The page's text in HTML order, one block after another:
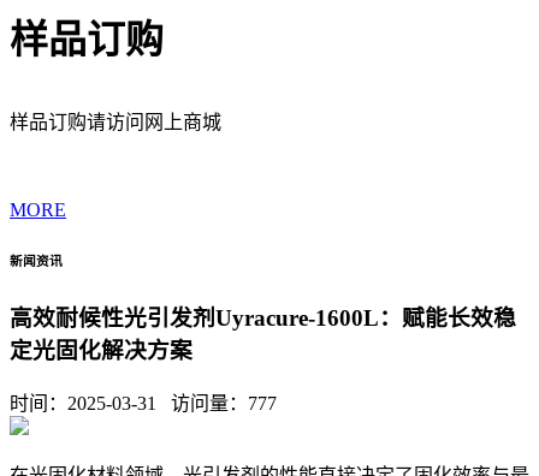
样品订购
样品订购请访问网上商城
MORE
新闻资讯
高效耐候性光引发剂Uyracure-1600L：赋能长效稳
定光固化解决方案
时间：2025-03-31 访问量： 777